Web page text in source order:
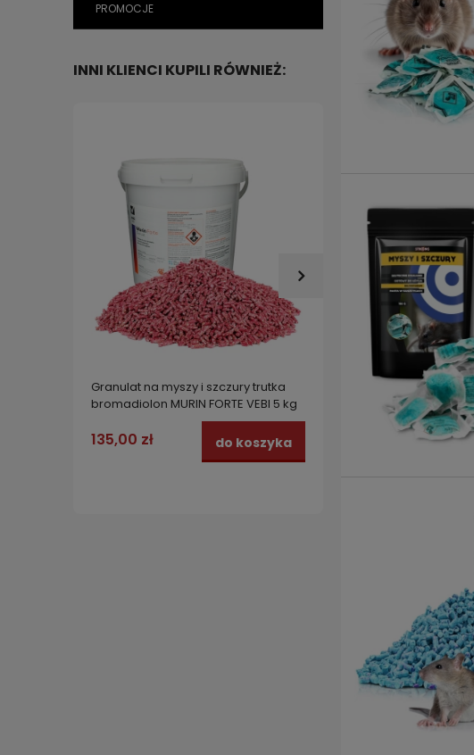
PROMOCJE
INNI KLIENCI KUPILI RÓWNIEŻ:
Granulat na myszy i szczury trutka
bromadiolon MURIN FORTE VEBI 5 kg
135,00 zł do koszyka
Trutka na gryzonie
nornice i norniki 140